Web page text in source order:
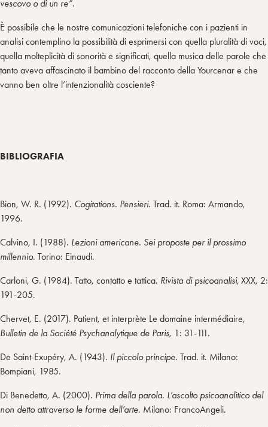
vescovo o di un re”.
È possibile che le nostre comunicazioni telefoniche con i pazienti in
analisi contemplino la possibilità di esprimersi con quella pluralità di voci,
quella molteplicità di sonorità e significati, quella musica delle parole che
tanto aveva affascinato il bambino del racconto della Yourcenar e che
vanno ben oltre l’intenzionalità cosciente?
BIBLIOGRAFIA
Bion, W. R. (1992). Cogitations. Pensieri. Trad. it. Roma: Armando,
1996.
Calvino, I. (1988). Lezioni americane. Sei proposte per il prossimo
millennio. Torino: Einaudi.
Carloni, G. (1984). Tatto, contatto e tattica. Rivista di psicoanalisi, XXX, 2:
191-205.
Chervet, E. (2017). Patient, et interprète Le domaine intermédiaire,
Bulletin de la Société Psychanalytique de Paris, 1: 31-111.
De Saint-Exupéry, A. (1943). Il piccolo principe. Trad. it. Milano:
Bompiani, 1985.
Di Benedetto, A. (2000). Prima della parola. L’ascolto psicoanalitico del
non detto attraverso le forme dell’arte. Milano: FrancoAngeli.